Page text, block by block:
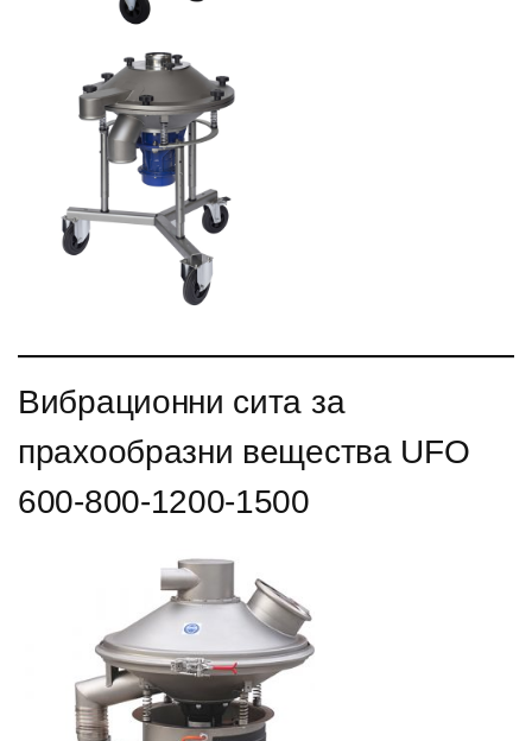
Вибрационни сита за
прахообразни вещества UFO
600-800-1200-1500